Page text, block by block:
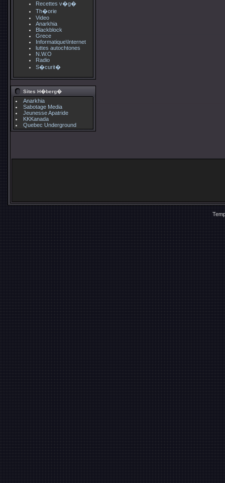
Recettes v�g�
Th�orie
Video
Anarkhia
Blackblock
Grece
Informatique\Internet
luttes autochtones
N.W.O
Radio
S�curit�
Sites H�berg�
Anarkhia
Sabotage Media
Jeunesse Apatride
KKKanada
Quebec Underground